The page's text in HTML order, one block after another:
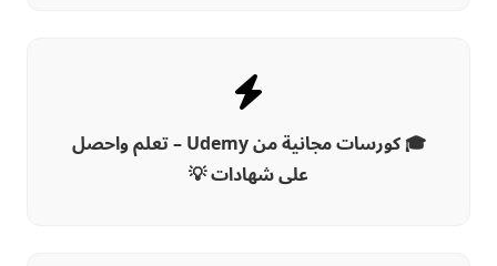
🎓 كورسات مجانية من Udemy – تعلم واحصل
على شهادات 💡